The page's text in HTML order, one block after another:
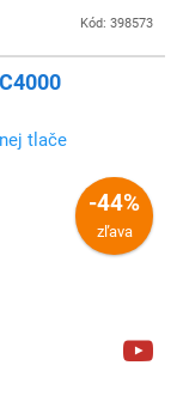
Kód: 398573
tlače
-44%
zľava